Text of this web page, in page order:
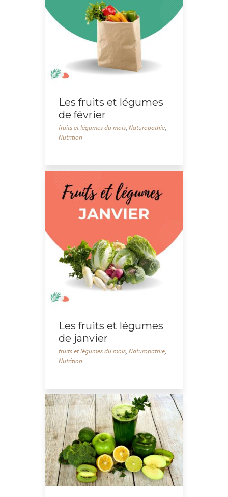
Les fruits et légumes
de février
fruits et légumes du mois,Naturopathie,
Nutrition
Les fruits et légumes
de janvier
fruits et légumes du mois,Naturopathie,
Nutrition